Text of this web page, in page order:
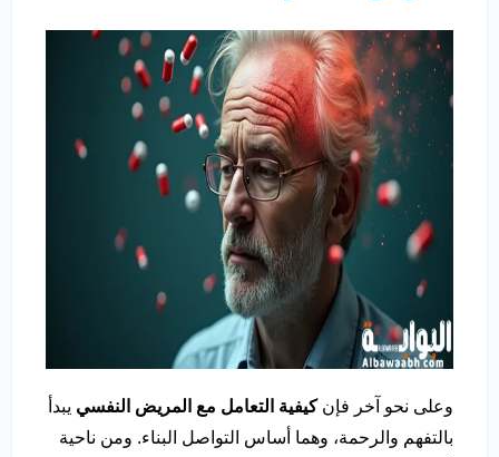
وعلى نحو آخر فإنكيفية التعامل مع المريض النفسي يبدأ
بالتفهم والرحمة، وهما أساس التواصل البناء. ومن ناحية